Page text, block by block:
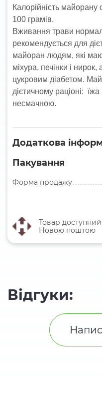
Калорійність майорану
100 грамів.
Вживання трави
рекомендується для
майоран людям, які
міхура, печінки і
цукровим діабетом.
дієтичному раціоні:
несмачною.
Додаткова
Пакування
Форма продажу
Товар
Новою поштою
Відгуки: